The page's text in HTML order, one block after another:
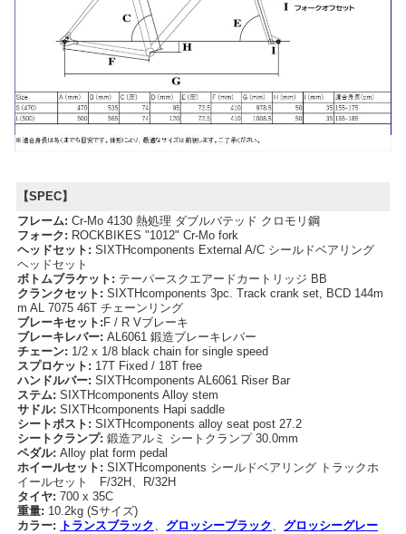
【SPEC】
フレーム: Cr-Mo 4130 熱処理 ダブルバテッド クロモリ鋼
フォーク: ROCKBIKES "1012" Cr-Mo fork
ヘッドセット: SIXTHcomponents External A/C シールドベアリング
ヘッドセット
ボトムブラケット: テーパースクエアードカートリッジ BB
クランクセット: SIXTHcomponents 3pc. Track crank set, BCD 144m
m AL 7075 46T チェーンリング
ブレーキセット: F / R Vブレーキ
ブレーキレバー: AL6061 鍛造ブレーキレバー
チェーン: 1/2 x 1/8 black chain for single speed
スプロケット: 17T Fixed / 18T free
ハンドルバー: SIXTHcomponents AL6061 Riser Bar
ステム: SIXTHcomponents Alloy stem
サドル: SIXTHcomponents Hapi saddle
シートポスト: SIXTHcomponents alloy seat post 27.2
シートクランプ: 鍛造アルミ シートクランプ 30.0mm
ペダル: Alloy plat form pedal
ホイールセット: SIXTHcomponents シールドベアリング トラックホ
イールセット F/32H、R/32H
タイヤ: 700 x 35C
重量: 10.2kg (Sサイズ)
カラー:
トランスブラック、 グロッシーブラック、 グロッシーグレー